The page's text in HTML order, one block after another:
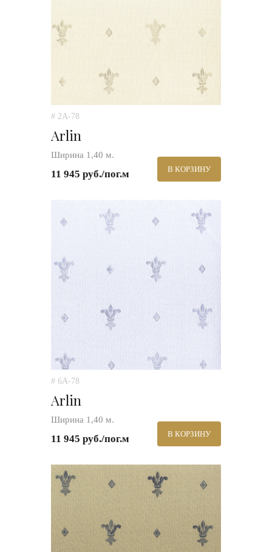
# 2A-78
Arlin
Ширина 1,40 м.
11 945 руб./пог.м В КОРЗИНУ
# 6A-78
Arlin
Ширина 1,40 м.
11 945 руб./пог.м В КОРЗИНУ